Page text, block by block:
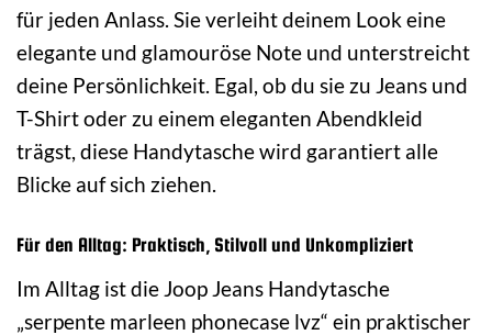
für jeden Anlass. Sie verleiht deinem Look eine
elegante und glamouröse Note und unterstreicht
deine Persönlichkeit. Egal, ob du sie zu Jeans und
T-Shirt oder zu einem eleganten Abendkleid
trägst, diese Handytasche wird garantiert alle
Blicke auf sich ziehen.
Für den Alltag: Praktisch, Stilvoll und Unkompliziert
Im Alltag ist die Joop Jeans Handytasche
„serpente marleen phonecase lvz“ ein praktischer